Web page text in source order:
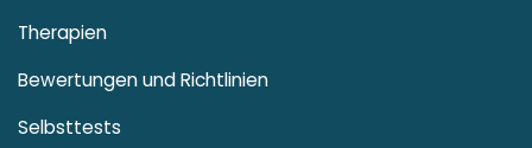
Therapien
Bewertungen und Richtlinien
Selbsttests